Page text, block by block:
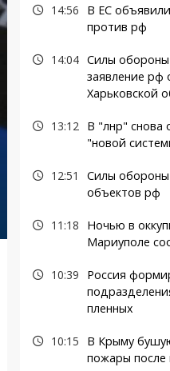
14:56
В ЕС
против рф
14:04 Силы обороны
заявление рф
Харьковской
13:12
В "лнр" снова
"новой
12:51
Силы
объектов рф
11:18
Ночью в
Мариуполе
10:39
Россия
пленных
10:15
В Крыму
пожары после